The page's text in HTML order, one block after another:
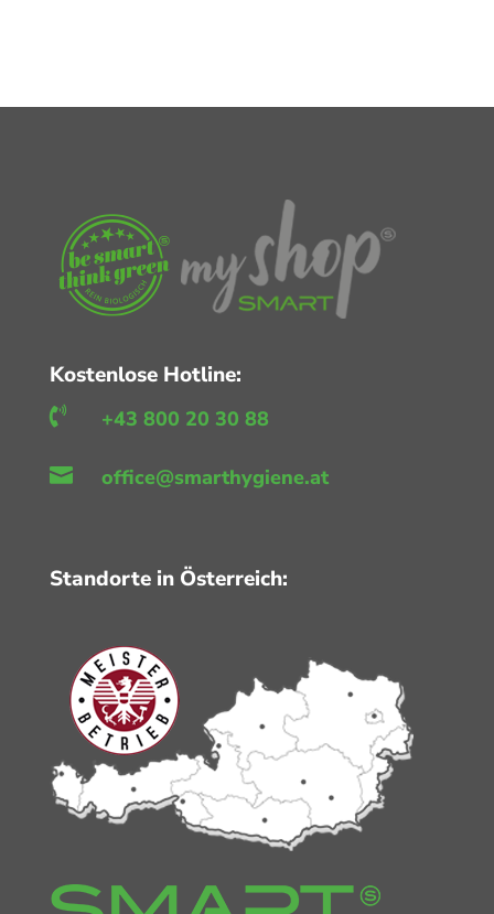
Kostenlose Hotline:
 +43 800 20 30 88
 office@smarthygiene.at
Standorte in Österreich: